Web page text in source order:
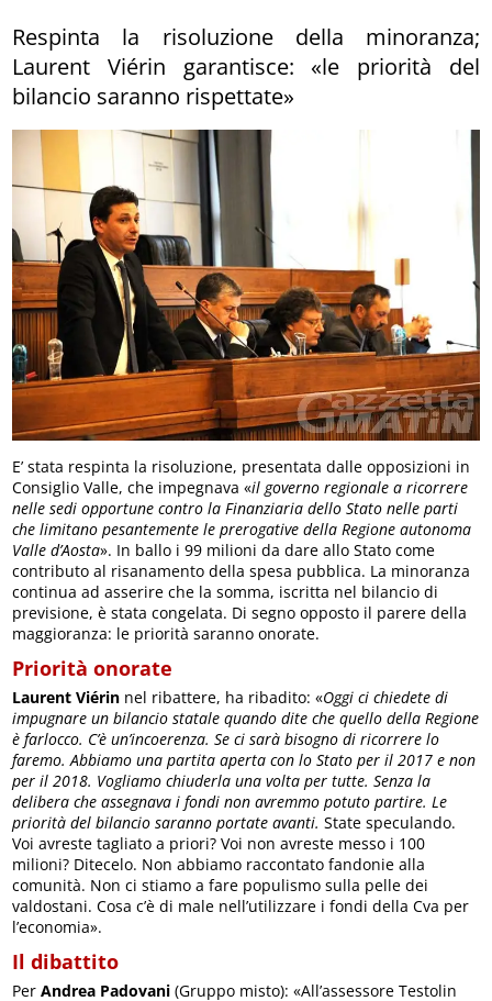
Respinta la risoluzione della minoranza;
Laurent Viérin garantisce: «le priorità del
bilancio saranno rispettate»
E’ stata respinta la risoluzione, presentata dalle opposizioni in
Consiglio Valle, che impegnava «il governo regionale a ricorrere
nelle sedi opportune contro la Finanziaria dello Stato nelle parti
che limitano pesantemente le prerogative della Regione autonoma
Valle d’Aosta». In ballo i 99 milioni da dare allo Stato come
contributo al risanamento della spesa pubblica. La minoranza
continua ad asserire che la somma, iscritta nel bilancio di
previsione, è stata congelata. Di segno opposto il parere della
maggioranza: le priorità saranno onorate.
Priorità onorate
Laurent Viérin nel ribattere, ha ribadito: «Oggi ci chiedete di
impugnare un bilancio statale quando dite che quello della Regione
è farlocco. C’è un’incoerenza. Se ci sarà bisogno di ricorrere lo
faremo. Abbiamo una partita aperta con lo Stato per il 2017 e non
per il 2018. Vogliamo chiuderla una volta per tutte. Senza la
delibera che assegnava i fondi non avremmo potuto partire. Le
priorità del bilancio saranno portate avanti. State speculando.
Voi avreste tagliato a priori? Voi non avreste messo i 100
milioni? Ditecelo. Non abbiamo raccontato fandonie alla
comunità. Non ci stiamo a fare populismo sulla pelle dei
valdostani. Cosa c’è di male nell’utilizzare i fondi della Cva per
l’economia».
Il dibattito
PerAndrea Padovani (Gruppo misto): «All’assessore Testolin